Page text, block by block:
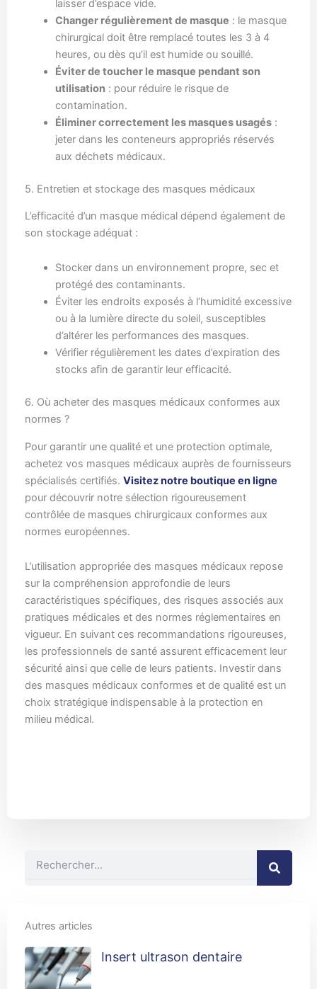
laisser d’espace vide.
Changer régulièrement de masque : le masque
chirurgical doit être remplacé toutes les 3 à 4
heures, ou dès qu’il est humide ou souillé.
Éviter de toucher le masque pendant son
utilisation : pour réduire le risque de
contamination.
Éliminer correctement les masques usagés :
jeter dans les conteneurs appropriés réservés
aux déchets médicaux.
5. Entretien et stockage des masques médicaux
L’efficacité d’un masque médical dépend également de
son stockage adéquat :
Stocker dans un environnement propre, sec et
protégé des contaminants.
Éviter les endroits exposés à l’humidité excessive
ou à la lumière directe du soleil, susceptibles
d’altérer les performances des masques.
Vérifier régulièrement les dates d’expiration des
stocks afin de garantir leur efficacité.
6. Où acheter des masques médicaux conformes aux
normes ?
Pour garantir une qualité et une protection optimale,
achetez vos masques médicaux auprès de fournisseurs
spécialisés certifiés. Visitez notre boutique en ligne
pour découvrir notre sélection rigoureusement
contrôlée de masques chirurgicaux conformes aux
normes européennes.
L’utilisation appropriée des masques médicaux repose
sur la compréhension approfondie de leurs
caractéristiques spécifiques, des risques associés aux
pratiques médicales et des normes réglementaires en
vigueur. En suivant ces recommandations rigoureuses,
les professionnels de santé assurent efficacement leur
sécurité ainsi que celle de leurs patients. Investir dans
des masques médicaux conformes et de qualité est un
choix stratégique indispensable à la protection en
milieu médical.
Autres articles
Insert ultrason dentaire